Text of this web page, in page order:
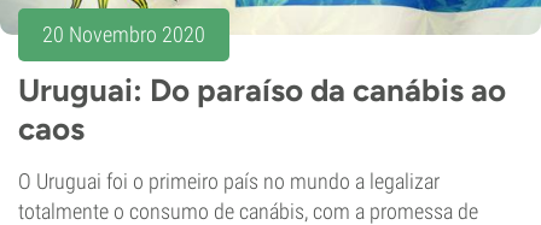
20 Novembro 2020
Uruguai: Do paraíso da canábis ao
caos
O Uruguai foi o primeiro país no mundo a legalizar
totalmente o consumo de canábis, com a promessa de